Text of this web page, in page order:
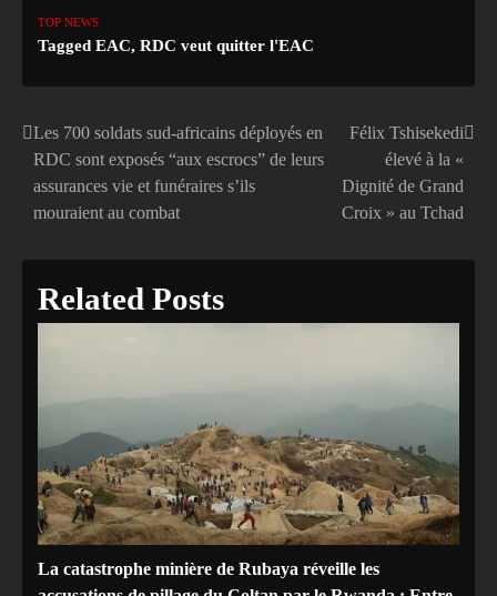
TOP NEWS
Tagged EAC, RDC veut quitter l'EAC
Navigation
de
l’article
Les 700 soldats sud-africains déployés en
RDC sont exposés “aux escrocs” de leurs
assurances vie et funéraires s’ils
mouraient au combat
Félix Tshisekedi
élevé à la «
Dignité de Grand
Croix » au Tchad
Related Posts
La catastrophe minière de Rubaya réveille les